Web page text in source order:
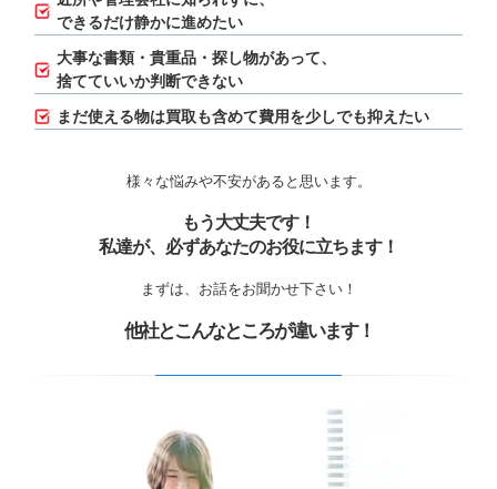
できるだけ静かに進めたい
大事な書類・貴重品・探し物があって、
捨てていいか判断できない
まだ使える物は買取も含めて費用を少しでも抑えたい
様々な悩みや不安があると思います。
もう大丈夫です！
私達が、必ずあなたのお役に立ちます！
まずは、お話をお聞かせ下さい！
他社とこんなところが違います！